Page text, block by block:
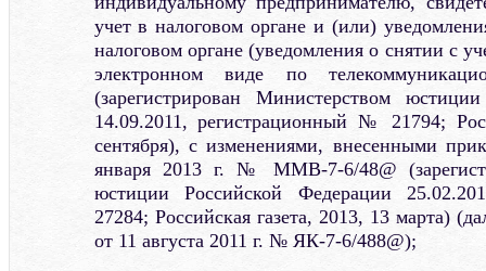
учет в налоговом органе и (или)
налоговом органе (уведомления о снятии с
электронном виде по
(зарегистрирован Министерством
14.09.2011, регистрационный № 21794;
сентября), с изменениями, внесенными
января 2013 г. № ММВ-7-6/48@
юстиции Российской Федерации
27284; Российская газета, 2013, 13 марта)
от 11 августа 2011 г. № ЯК-7-6/488@);